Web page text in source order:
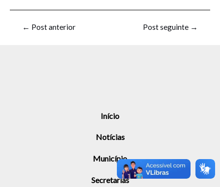
← Post anterior Post seguinte →
Início
Notícias
Município
Secretarias